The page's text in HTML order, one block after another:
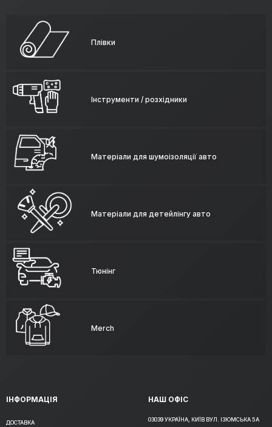
Плівки
Інструменти / розхідники
Матеріали для шумоізоляції авто
Матеріали для детейлінгу авто
Тюнінг
Merch
ІНФОРМАЦІЯ
ДОСТАВКА
НАШ ОФІС
03039 УКРАЇНА, КИЇВ ВУЛ. ІЗЮМСЬКА 5А